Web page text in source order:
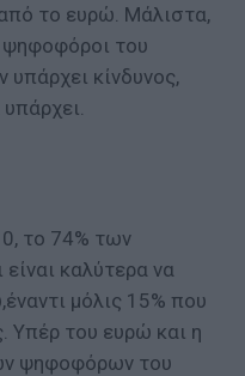
το ευρώ. Μάλιστα,
ψηφοφόροι του
υπάρχει κίνδυνος,
το 74% των
καλύτερα να
έναντι μόλις 15% που
Υπέρ του ευρώ και η
ψηφοφόρων του